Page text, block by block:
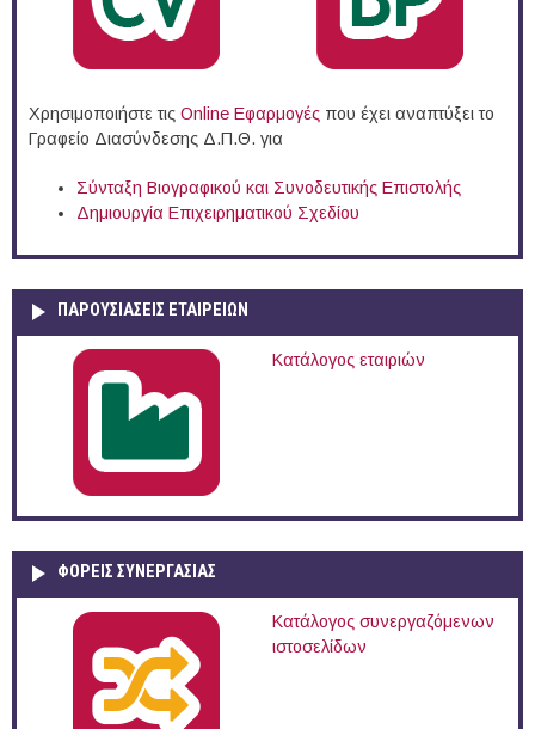
Χρησιμοποιήστε τις Online Eφαρμογές που έχει αναπτύξει το
Γραφείο Διασύνδεσης Δ.Π.Θ. για
Σύνταξη Βιογραφικού και Συνοδευτικής Επιστολής
Δημιουργία Επιχειρηματικού Σχεδίου
ΠΑΡΟΥΣΙΆΣΕΙΣ ΕΤΑΙΡΕΙΏΝ
Κατάλογος εταιριών
ΦΟΡΕΙΣ ΣΥΝΕΡΓΑΣΙΑΣ
Κατάλογος συνεργαζόμενων
ιστοσελίδων